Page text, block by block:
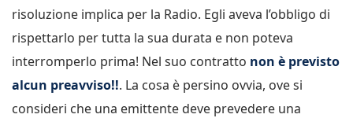
risoluzione implica per la Radio. Egli aveva l’obbligo di
rispettarlo per tutta la sua durata e non poteva
interromperlo prima! Nel suo contratto non è previsto
alcun preavviso!!. La cosa è persino ovvia, ove si
consideri che una emittente deve prevedere una